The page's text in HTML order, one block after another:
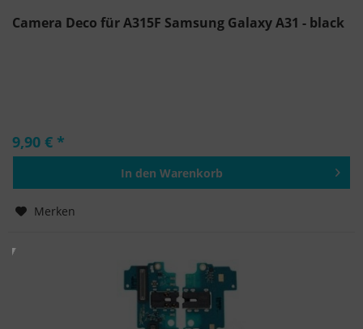
Camera Deco für A315F Samsung Galaxy A31 - black
9,90 € *
In den Warenkorb
Merken